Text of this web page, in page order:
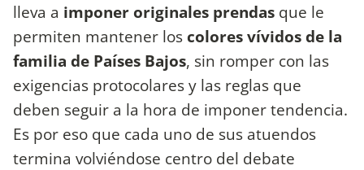
lleva a imponer originales prendas que le
permiten mantener los colores vívidos de la
familia de Países Bajos, sin romper con las
exigencias protocolares y las reglas que
deben seguir a la hora de imponer tendencia.
Es por eso que cada uno de sus atuendos
termina volviéndose centro del debate